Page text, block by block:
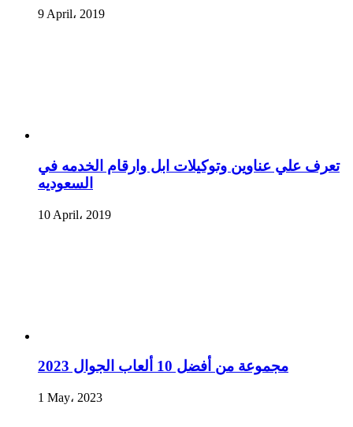
9 April، 2019
تعرف علي عناوين وتوكيلات ابل وارقام الخدمه في
السعوديه
10 April، 2019
مجموعة من أفضل 10 ألعاب الجوال 2023
1 May، 2023